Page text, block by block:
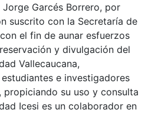
Garcés Borrero, por
suscrito con la Secretaría de
el fin de aunar esfuerzos
y divulgación del
Vallecaucana,
e investigadores
su uso y consulta
Icesi es un colaborador en